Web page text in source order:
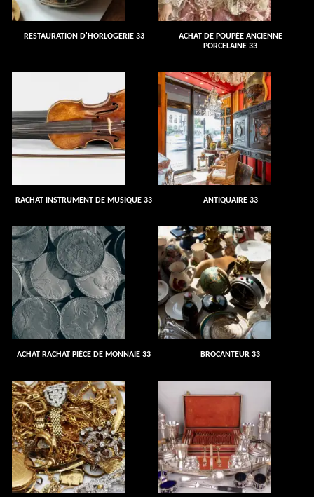
RESTAURATION D'HORLOGERIE 33
ACHAT DE POUPÉE ANCIENNE
PORCELAINE 33
RACHAT INSTRUMENT DE MUSIQUE 33 ANTIQUAIRE 33
ACHAT RACHAT PIÈCE DE MONNAIE 33 BROCANTEUR 33